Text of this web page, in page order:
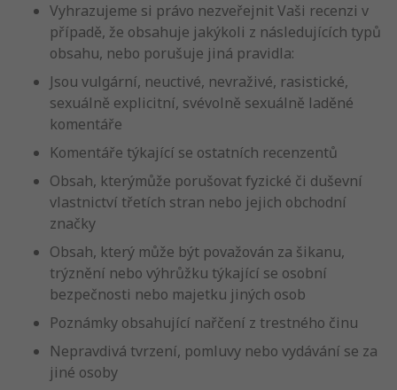
Vyhrazujeme si právo nezveřejnit Vaši recenzi v
případě, že obsahuje jakýkoli z následujících typů
obsahu, nebo porušuje jiná pravidla:
Jsou vulgární, neuctivé, nevraživé, rasistické,
sexuálně explicitní, svévolně sexuálně laděné
komentáře
Komentáře týkající se ostatních recenzentů
Obsah, kterýmůže porušovat fyzické či duševní
vlastnictví třetích stran nebo jejich obchodní
značky
Obsah, který může být považován za šikanu,
trýznění nebo výhrůžku týkající se osobní
bezpečnosti nebo majetku jiných osob
Poznámky obsahující nařčení z trestného činu
Nepravdivá tvrzení, pomluvy nebo vydávání se za
jiné osoby